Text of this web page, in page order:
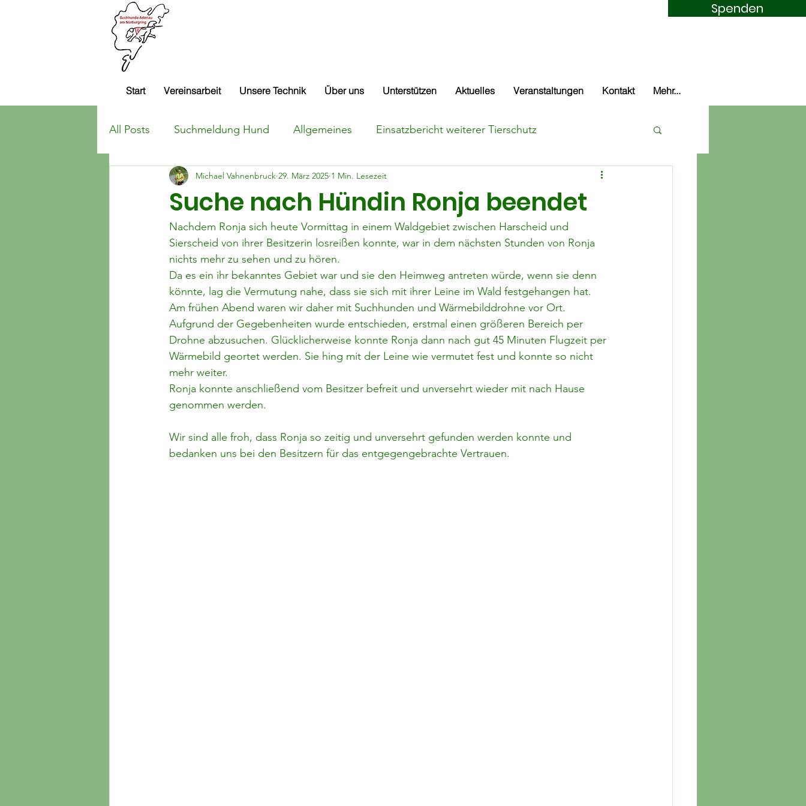
Spenden
Suchhunde & Kitzrettung Adenau am Nürburgring
Start Vereinsarbeit Unsere Technik Über uns Unterstützen Aktuelles Veranstaltungen Kontakt Mehr...
All Posts Suchmeldung Hund Allgemeines Einsatzbericht weiterer Tierschutz
Suchmeldung sonstige Tiere Einsatzbericht Kitzrettung
Einsatzbericht Suchhunde
Suche nach Hündin Ronja beendet
Michael Vahnenbruck 29. März 2025 1 Min. Lesezeit
Nachdem Ronja sich heute Vormittag in einem Waldgebiet zwischen Harscheid und
Sierscheid von ihrer Besitzerin losreißen konnte, war in dem nächsten Stunden von Ronja
nichts mehr zu sehen und zu hören.
Da es ein ihr bekanntes Gebiet war und sie den Heimweg antreten würde, wenn sie denn
könnte, lag die Vermutung nahe, dass sie sich mit ihrer Leine im Wald festgehangen hat.
Am frühen Abend waren wir daher mit Suchhunden und Wärmebilddrohne vor Ort.
Aufgrund der Gegebenheiten wurde entschieden, erstmal einen größeren Bereich per
Drohne abzusuchen. Glücklicherweise konnte Ronja dann nach gut 45 Minuten Flugzeit per
Wärmebild geortet werden. Sie hing mit der Leine wie vermutet fest und konnte so nicht
mehr weiter.
Ronja konnte anschließend vom Besitzer befreit und unversehrt wieder mit nach Hause
genommen werden.
Wir sind alle froh, dass Ronja so zeitig und unversehrt gefunden werden konnte und
bedanken uns bei den Besitzern für das entgegengebrachte Vertrauen.